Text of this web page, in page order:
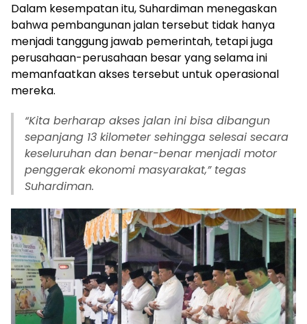
Dalam kesempatan itu, Suhardiman menegaskan
bahwa pembangunan jalan tersebut tidak hanya
menjadi tanggung jawab pemerintah, tetapi juga
perusahaan-perusahaan besar yang selama ini
memanfaatkan akses tersebut untuk operasional
mereka.
“Kita berharap akses jalan ini bisa dibangun
sepanjang 13 kilometer sehingga selesai secara
keseluruhan dan benar-benar menjadi motor
penggerak ekonomi masyarakat,” tegas
Suhardiman.